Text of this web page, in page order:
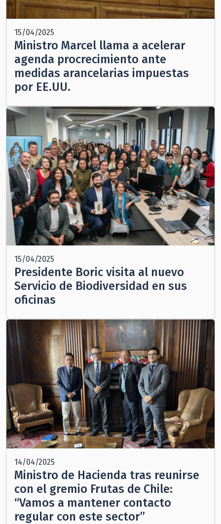
15/04/2025
Ministro Marcel llama a acelerar
agenda procrecimiento ante
medidas arancelarias impuestas
por EE.UU.
15/04/2025
Presidente Boric visita al nuevo
Servicio de Biodiversidad en sus
oficinas
14/04/2025
Ministro de Hacienda tras reunirse
con el gremio Frutas de Chile:
“Vamos a mantener contacto
regular con este sector”